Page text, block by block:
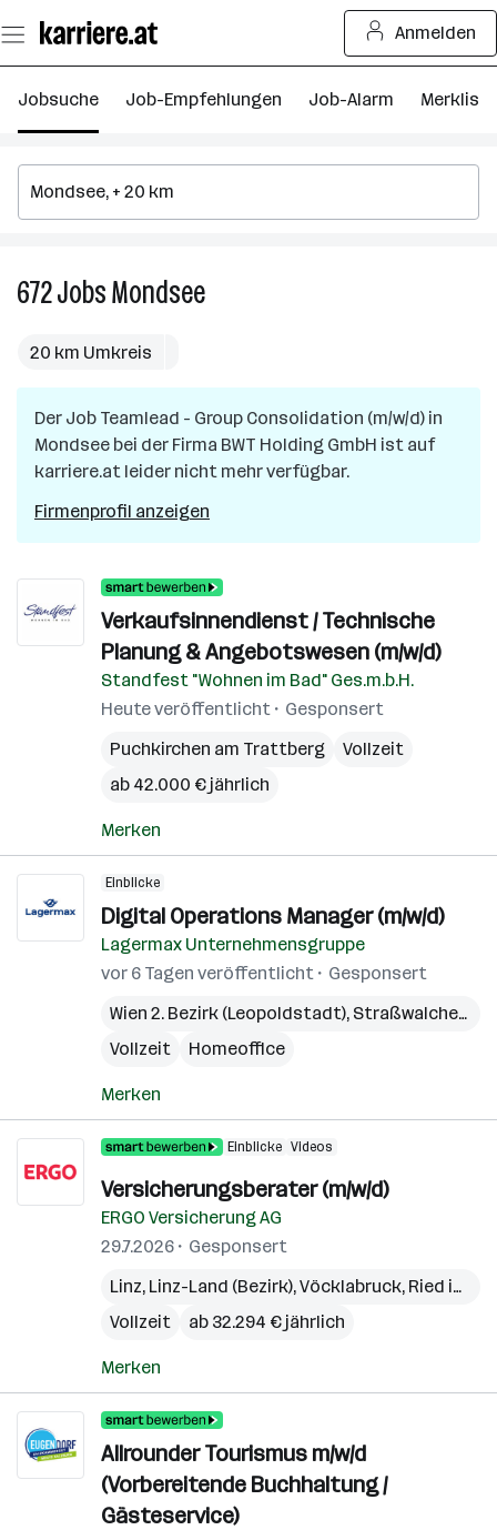
Seiteninhalt
springen
Anmelden
Jobsuche Job-Empfehlungen Job-Alarm Merkliste
672JobsMondsee672
20 km Umkreis
Der Job Teamlead - Group Consolidation (m/w/d) in
Mondsee bei der Firma BWT Holding GmbH ist auf
karriere.at leider nicht mehr verfügbar.
Firmenprofil anzeigen
Verkaufsinnendienst / Technische
Planung & Angebotswesen (m/w/d)
Standfest "Wohnen im Bad" Ges.m.b.H.
Heute veröffentlicht
Gesponsert
Puchkirchen am Trattberg
Vollzeit
ab 42.000 € jährlich
Merken
Einblicke
Digital Operations Manager (m/w/d)
Lagermax Unternehmensgruppe
vor 6 Tagen veröffentlicht
Gesponsert
Wien 2. Bezirk (Leopoldstadt), Straßwalchen
Vollzeit
Homeoffice
Merken
Einblicke Videos
Versicherungsberater (m/w/d)
ERGO Versicherung AG
29.7.2026
Gesponsert
Linz, Linz-Land (Bezirk),Vöcklabruck, Ried im Innkreis
Vollzeit
ab 32.294 € jährlich
Merken
Allrounder Tourismus m/w/d
(Vorbereitende Buchhaltung /
Gästeservice)